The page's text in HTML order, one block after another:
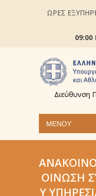
ΩΡΕΣ
09:00
Διεύθυνση
ΜΕΝΟΎ
ΟΊΝΩΣΗ
Υ